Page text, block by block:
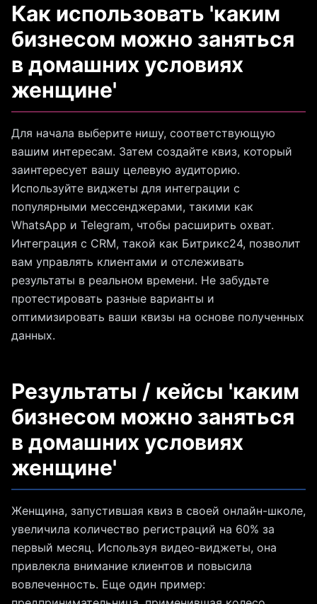
Как использовать 'каким
бизнесом можно заняться
в домашних условиях
женщине'
Для начала выберите нишу, соответствующую
вашим интересам. Затем создайте квиз, который
заинтересует вашу целевую аудиторию.
Используйте виджеты для интеграции с
популярными мессенджерами, такими как
WhatsApp и Telegram, чтобы расширить охват.
Интеграция с CRM, такой как Битрикс24, позволит
вам управлять клиентами и отслеживать
результаты в реальном времени. Не забудьте
протестировать разные варианты и
оптимизировать ваши квизы на основе полученных
данных.
Результаты / кейсы 'каким
бизнесом можно заняться
в домашних условиях
женщине'
Женщина, запустившая квиз в своей онлайн-школе,
увеличила количество регистраций на 60% за
первый месяц. Используя видео-виджеты, она
привлекла внимание клиентов и повысила
вовлеченность. Еще один пример: